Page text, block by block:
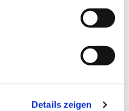
Details zeigen